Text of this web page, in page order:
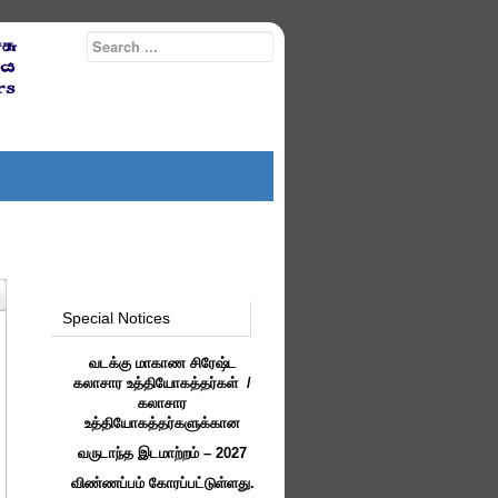
Special Notices
வடக்கு மாகாண சிரேஷ்ட
கலாசார உத்தியோகத்தர்கள் /
கலாசார
உத்தியோகத்தர்களுக்கான
வருடாந்த இடமாற்றம் – 2027
விண்ணப்பம் கோரப்பட்டுள்ளது.